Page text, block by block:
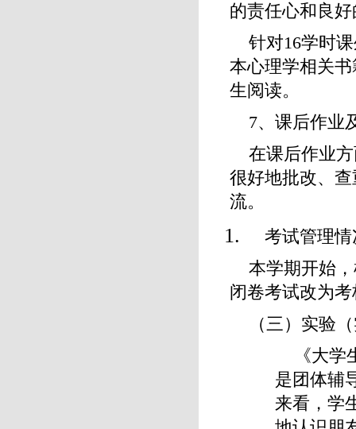
的责任心和良
针对16学时
本心理学相关
生阅读。
7、课后作业
在课后作业
很好地批改、
流。
考试管理情
本学期开始
闭卷考试改为
（三）实验
《大
是团体辅
来看，学